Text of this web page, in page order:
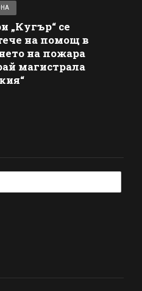
„Кугър“ се
на помощ в
на пожара
магистрала